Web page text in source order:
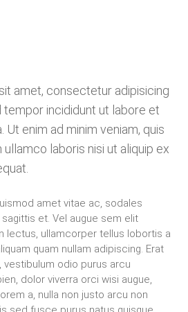
amet, consectetur adipisicing
tempor incididunt ut labore et
Ut enim ad minim veniam, quis
laboris nisi ut aliquip ex
amet vitae ac, sodales
et. Vel augue sem elit
lectus, ullamcorper tellus lobortis a
quam nullam adipiscing. Erat
vestibulum odio purus arcu
dolor viverra orci wisi augue,
a, nulla non justo arcu non